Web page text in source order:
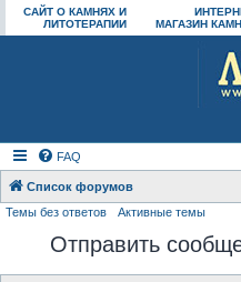
САЙТ О КАМНЯХ И
ЛИТОТЕРАПИИ
МАГАЗИН
FAQ
Список форумов
Темы без ответов Активные темы
Отправить